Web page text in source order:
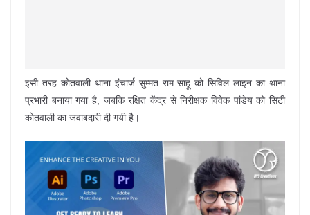
इसी तरह कोतवाली थाना इंचार्ज सुम्मत राम साहू को सिविल लाइन का थाना
प्रभारी बनाया गया है, जबकि रक्षित केंद्र से निरीक्षक विवेक पांडेय को सिटी
कोतवाली का जवाबदारी दी गयी है।